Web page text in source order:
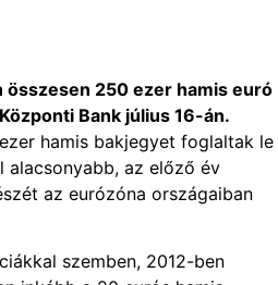
összesen 250 ezer hamis euró
Bank július 16-án.
hamis bakjegyet foglaltak le
alacsonyabb, az előző év
az eurózóna országaiban
szemben, 2012-ben